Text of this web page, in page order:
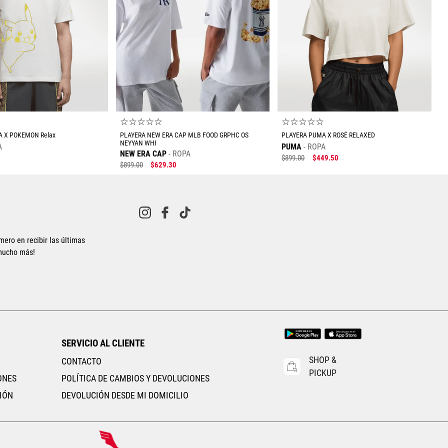
Enviar comentario
X POKEMON Relax
☆☆☆☆☆
PLAYERA NEW ERA CAP MLB FOOD GRPHC OS
NEYYAN WHI
NEW ERA CAP ROPA
$899.00 $629.30
☆☆☆☆☆
PLAYERA PUMA X ROSÉ RELAXED
PUMA ROPA
$899.00 $449.50
en recibir las últimas
más!
SERVICIO AL CLIENTE
CONTACTO
POLÍTICA DE CAMBIOS Y DEVOLUCIONES
DEVOLUCIÓN DESDE MI DOMICILIO
SHOP &
PICKUP